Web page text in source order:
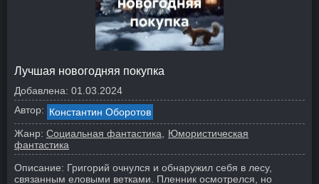
Лучшая новогодняя покупка
Добавлена: 01.03.2024
Автор: Константин Оборотов
Жанр: Социальная фантастика
Юмористическая
фантастика
Описание: Григорий очнулся и обнаружил себя в лесу,
связанным еловыми ветками. Пленник осмотрелся, но